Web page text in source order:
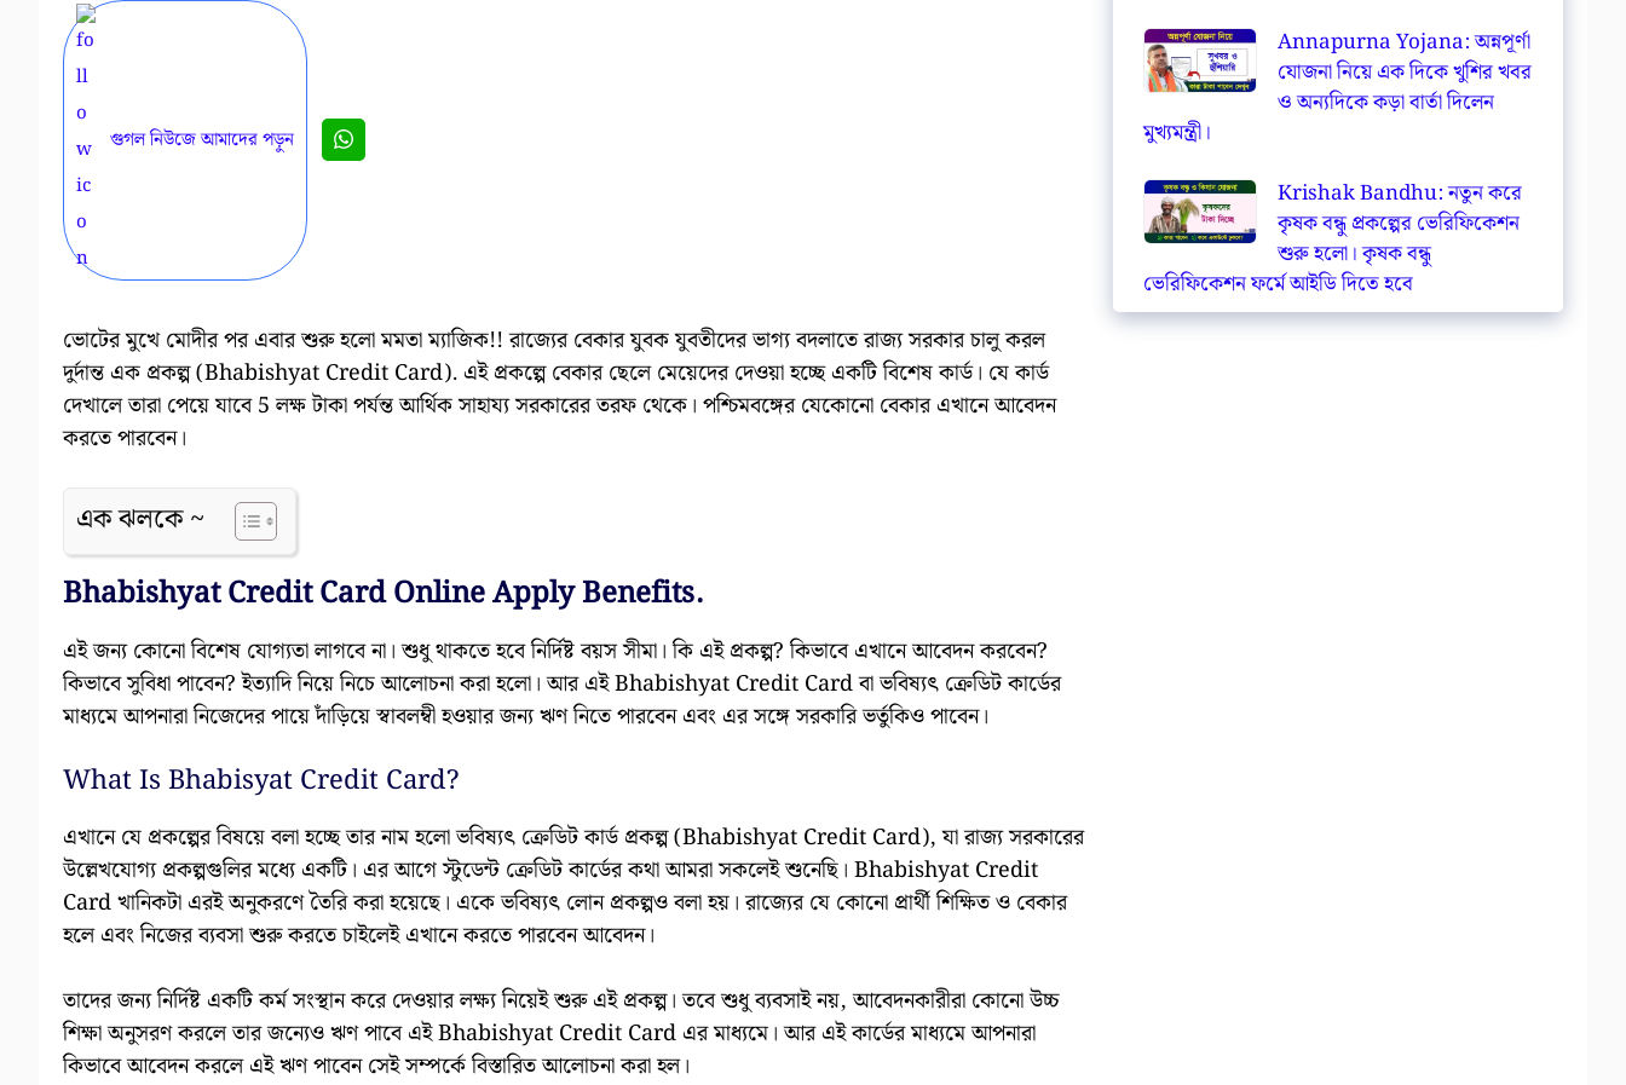
গুগল নিউজে আমাদের পড়ুন
ভোটের মুখে মোদীর পর এবার শুরু হলো মমতা ম্যাজিক!! রাজ্যের বেকার যুবক যুবতীদের ভাগ্য বদলাতে রাজ্য সরকার চালু করল
দুর্দান্ত এক প্রকল্প (Bhabishyat Credit Card). এই প্রকল্পে বেকার ছেলে মেয়েদের দেওয়া হচ্ছে একটি বিশেষ কার্ড। যে কার্ড
দেখালে তারা পেয়ে যাবে 5 লক্ষ টাকা পর্যন্ত আর্থিক সাহায্য সরকারের তরফ থেকে। পশ্চিমবঙ্গের যেকোনো বেকার এখানে আবেদন
করতে পারবেন।
এক ঝলকে ~
Bhabishyat Credit Card Online Apply Benefits.
এই জন্য কোনো বিশেষ যোগ্যতা লাগবে না। শুধু থাকতে হবে নির্দিষ্ট বয়স সীমা। কি এই প্রকল্প? কিভাবে এখানে আবেদন করবেন?
কিভাবে সুবিধা পাবেন? ইত্যাদি নিয়ে নিচে আলোচনা করা হলো। আর এই Bhabishyat Credit Card বা ভবিষ্যৎ ক্রেডিট কার্ডের
মাধ্যমে আপনারা নিজেদের পায়ে দাঁড়িয়ে স্বাবলম্বী হওয়ার জন্য ঋণ নিতে পারবেন এবং এর সঙ্গে সরকারি ভর্তুকিও পাবেন।
What Is Bhabisyat Credit Card?
এখানে যে প্রকল্পের বিষয়ে বলা হচ্ছে তার নাম হলো ভবিষ্যৎ ক্রেডিট কার্ড প্রকল্প (Bhabishyat Credit Card), যা রাজ্য সরকারের
উল্লেখযোগ্য প্রকল্পগুলির মধ্যে একটি। এর আগে স্টুডেন্ট ক্রেডিট কার্ডের কথা আমরা সকলেই শুনেছি। Bhabishyat Credit
Card খানিকটা এরই অনুকরণে তৈরি করা হয়েছে। একে ভবিষ্যৎ লোন প্রকল্পও বলা হয়। রাজ্যের যে কোনো প্রার্থী শিক্ষিত ও বেকার
হলে এবং নিজের ব্যবসা শুরু করতে চাইলেই এখানে করতে পারবেন আবেদন।
তাদের জন্য নির্দিষ্ট একটি কর্ম সংস্থান করে দেওয়ার লক্ষ্য নিয়েই শুরু এই প্রকল্প। তবে শুধু ব্যবসাই নয়, আবেদনকারীরা কোনো উচ্চ
শিক্ষা অনুসরণ করলে তার জন্যেও ঋণ পাবে এই Bhabishyat Credit Card এর মাধ্যমে। আর এই কার্ডের মাধ্যমে আপনারা
কিভাবে আবেদন করলে এই ঋণ পাবেন সেই সম্পর্কে বিস্তারিত আলোচনা করা হল।
Annapurna Yojana: অন্নপূর্ণা
যোজনা নিয়ে এক দিকে খুশির খবর
ও অন্যদিকে কড়া বার্তা দিলেন
মুখ্যমন্ত্রী।
Krishak Bandhu: নতুন করে
কৃষক বন্ধু প্রকল্পের ভেরিফিকেশন
শুরু হলো। কৃষক বন্ধু
ভেরিফিকেশন ফর্মে আইডি দিতে হবে